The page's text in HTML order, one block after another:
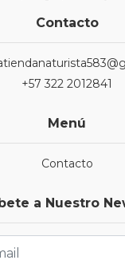
Contacto
+57 322 2012841
Menú
Contacto
a Nuestro